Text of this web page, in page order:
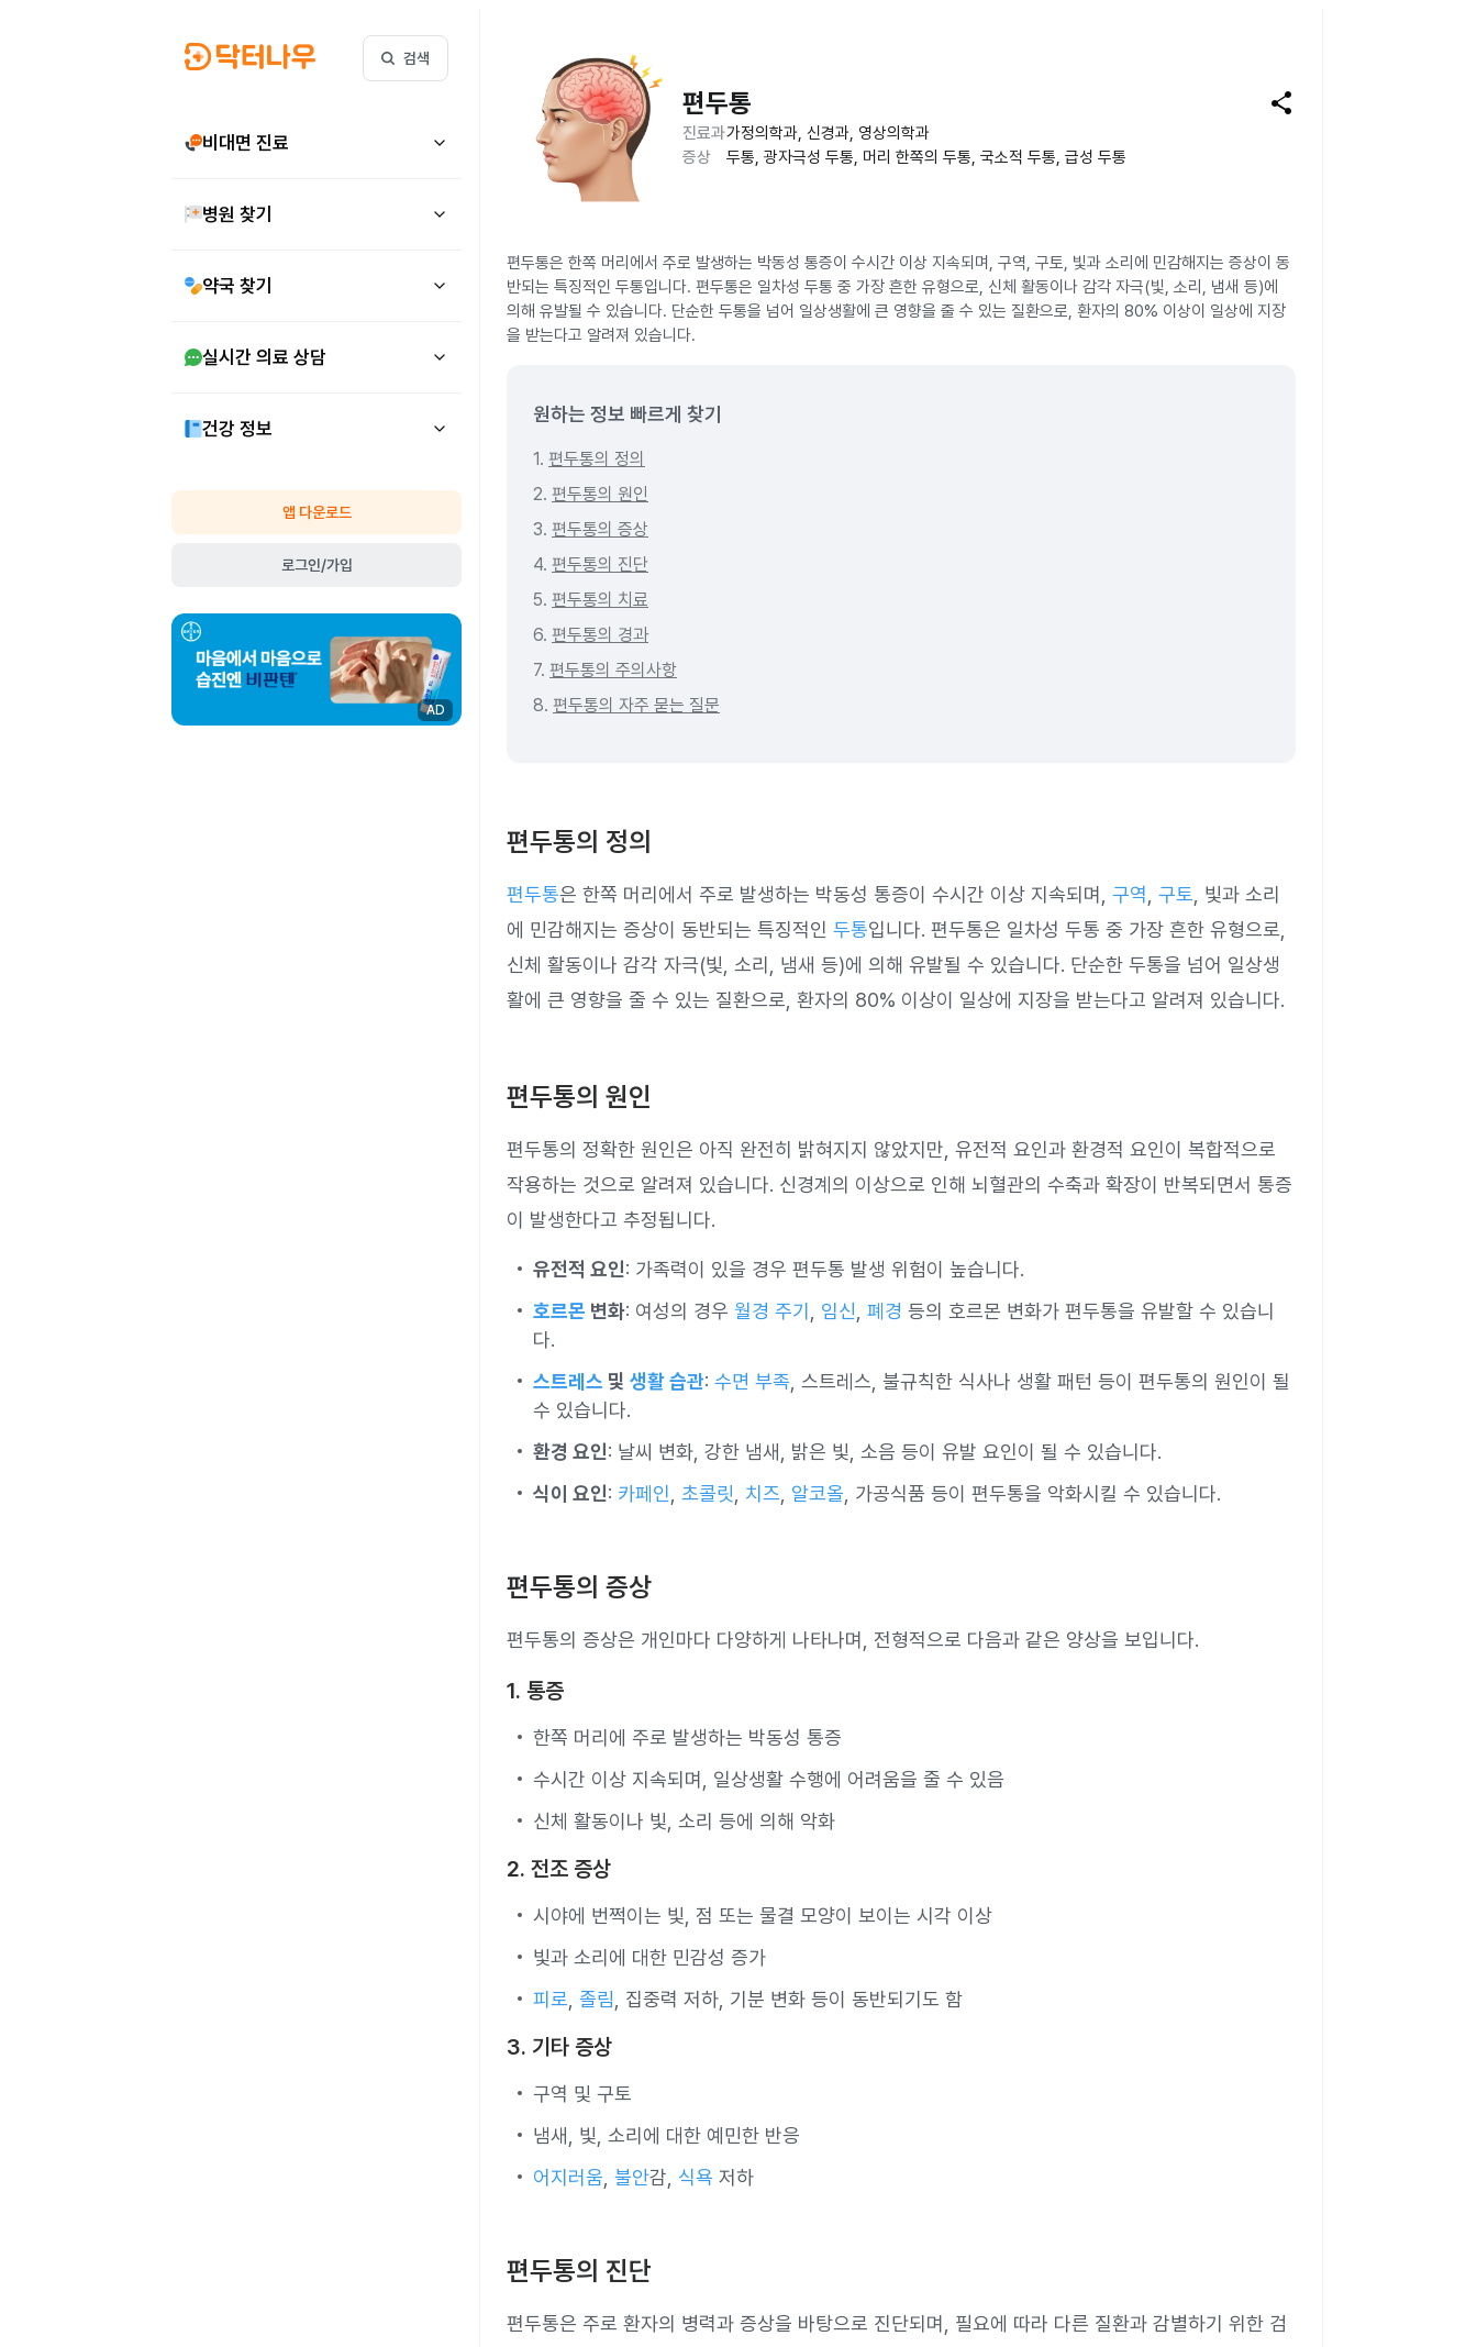
검색
비대면 진료
병원 찾기
약국 찾기
실시간 의료 상담
건강 정보
앱 다운로드
로그인/가입
AD
편두통 share
진료과가정의학과, 신경과, 영상의학과
증상
두통, 광자극성 두통, 머리 한쪽의 두통, 국소적 두통, 급성 두통
편두통은 한쪽 머리에서 주로 발생하는 박동성 통증이 수시간 이상 지속되며, 구역, 구토, 빛과 소리에 민감해지는 증상이 동
반되는 특징적인 두통입니다. 편두통은 일차성 두통 중 가장 흔한 유형으로, 신체 활동이나 감각 자극(빛, 소리, 냄새 등)에
의해 유발될 수 있습니다. 단순한 두통을 넘어 일상생활에 큰 영향을 줄 수 있는 질환으로, 환자의 80% 이상이 일상에 지장
을 받는다고 알려져 있습니다.
원하는 정보 빠르게 찾기
1. 편두통의 정의
2. 편두통의 원인
3. 편두통의 증상
4. 편두통의 진단
5. 편두통의 치료
6. 편두통의 경과
7. 편두통의 주의사항
8. 편두통의 자주 묻는 질문
편두통의 정의
편두통은 한쪽 머리에서 주로 발생하는 박동성 통증이 수시간 이상 지속되며, 구역 구토 , 빛과 소리
에 민감해지는 증상이 동반되는 특징적인 두통입니다. 편두통은 일차성 두통 중 가장 흔한 유형으로,
신체 활동이나 감각 자극(빛, 소리, 냄새 등)에 의해 유발될 수 있습니다. 단순한 두통을 넘어 일상생
활에 큰 영향을 줄 수 있는 질환으로, 환자의 80% 이상이 일상에 지장을 받는다고 알려져 있습니다.
편두통의 원인
편두통의 정확한 원인은 아직 완전히 밝혀지지 않았지만, 유전적 요인과 환경적 요인이 복합적으로
작용하는 것으로 알려져 있습니다. 신경계의 이상으로 인해 뇌혈관의 수축과 확장이 반복되면서 통증
이 발생한다고 추정됩니다.
유전적 요인: 가족력이 있을 경우 편두통 발생 위험이 높습니다.
호르몬 변화: 여성의 경우 월경 주기 임신 폐경 등의 호르몬 변화가 편두통을 유발할 수 있습니
다.
스트레스 및 생활 습관: 수면 부족 , 스트레스, 불규칙한 식사나 생활 패턴 등이 편두통의 원인이 될
수 있습니다.
환경 요인: 날씨 변화, 강한 냄새, 밝은 빛, 소음 등이 유발 요인이 될 수 있습니다.
식이 요인: 카페인 초콜릿 치즈 알코올 , 가공식품 등이 편두통을 악화시킬 수 있습니다.
편두통의 증상
편두통의 증상은 개인마다 다양하게 나타나며, 전형적으로 다음과 같은 양상을 보입니다.
1. 통증
한쪽 머리에 주로 발생하는 박동성 통증
수시간 이상 지속되며, 일상생활 수행에 어려움을 줄 수 있음
신체 활동이나 빛, 소리 등에 의해 악화
2. 전조 증상
시야에 번쩍이는 빛, 점 또는 물결 모양이 보이는 시각 이상
빛과 소리에 대한 민감성 증가
피로 졸림 , 집중력 저하, 기분 변화 등이 동반되기도 함
3. 기타 증상
구역 및 구토
냄새, 빛, 소리에 대한 예민한 반응
어지러움 불안감, 식욕 저하
편두통의 진단
편두통은 주로 환자의 병력과 증상을 바탕으로 진단되며, 필요에 따라 다른 질환과 감별하기 위한 검